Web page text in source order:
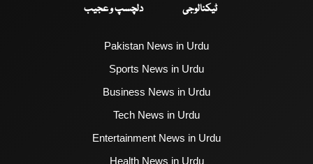
ٹیکنالوجی
دلچسپ و عجیب
Pakistan News in Urdu
Sports News in Urdu
Business News in Urdu
Tech News in Urdu
Entertainment News in Urdu
Health News in Urdu